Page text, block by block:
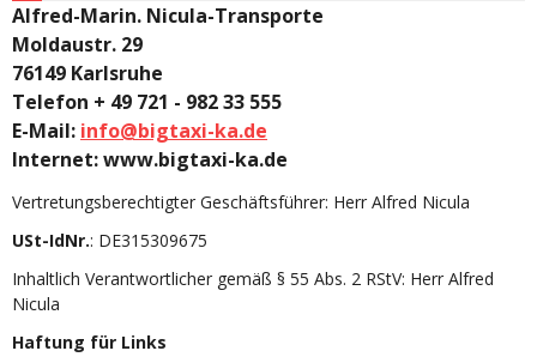
Alfred-Marin. Nicula-Transporte
Moldaustr. 29
76149 Karlsruhe
Telefon + 49 721 - 982 33 555
E-Mail: info@bigtaxi-ka.de
Internet: www.bigtaxi-ka.de
Vertretungsberechtigter Geschäftsführer: Herr Alfred Nicula
USt-IdNr.: DE315309675
Inhaltlich Verantwortlicher gemäß § 55 Abs. 2 RStV: Herr Alfred
Nicula
Haftung für Links